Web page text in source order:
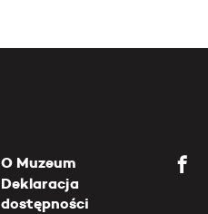
O Muzeum
Deklaracja
dostępności